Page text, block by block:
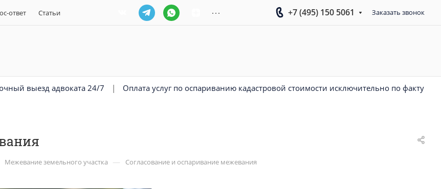
ответ Статьи ... +7 (495) 150 5061 Заказать звонок
выезд адвоката 24/7 |
Оплата услуг по оспариванию кадастровой стоимости исключительно по факту
Межевание земельного участка — Согласование и оспаривание межевания